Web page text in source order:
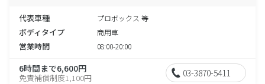
代表車種 プロボックス 等
ボディタイプ 商用車
営業時間 08:00-20:00
6時間まで6,600円
免責補償制度1,100円 03-3870-5411